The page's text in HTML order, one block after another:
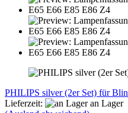
PHILIPS silver (2er Set) für
Lieferzeit:
an Lager